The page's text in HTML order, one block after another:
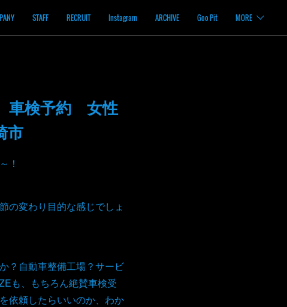
STAFF RECRUIT Instagram ARCHIVE Goo Pit MORE
検予約 女性
市
！
の変わり目的な感じでしょ
？自動車整備工場？サービ
も、もちろん絶賛車検受
依頼したらいいのか、わか